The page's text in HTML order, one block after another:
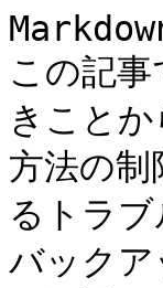
この記
きこと
方法の制
るトラ
バック